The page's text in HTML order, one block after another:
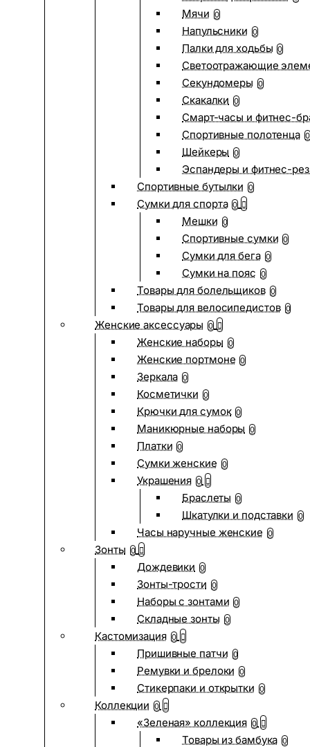
Мячи 0
Напульсники 0
Палки для ходьбы 0
Светоотражающие
Секундомеры 0
Скакалки 0
Смарт-часы и фитнес-
Спортивные полотенца 0
Шейкеры 0
Эспандеры и фитнес-
Спортивные бутылки 0
Сумки для спорта 0
Мешки 0
Спортивные сумки 0
Сумки для бега 0
Сумки на пояс 0
Товары для болельщиков 0
Товары для велосипедистов 0
Женские аксессуары 0
Женские наборы 0
Женские портмоне 0
Зеркала 0
Косметички 0
Крючки для сумок 0
Маникюрные наборы 0
Платки 0
Сумки женские 0
Украшения 0
Браслеты 0
Шкатулки и подставки 0
Часы наручные женские 0
Зонты 0
Дождевики 0
Зонты-трости 0
Наборы с зонтами 0
Складные зонты 0
Кастомизация 0
Пришивные патчи 0
Ремувки и брелоки 0
Стикерпаки и открытки 0
Коллекции 0
«Зеленая» коллекция 0
Товары из бамбука 0